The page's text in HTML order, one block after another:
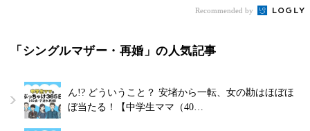
Recommended by
「シングルマザー・再婚」の人気記事
ん!? どういうこと？ 安堵から一転、女の勘はほぼほ
ぼ当たる！【中学生ママ（40…